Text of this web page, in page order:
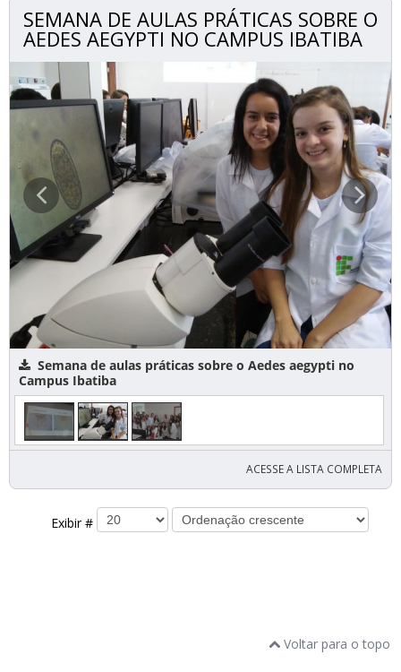
SEMANA DE AULAS PRÁTICAS SOBRE O
AEDES AEGYPTI NO CAMPUS IBATIBA
Semana de aulas práticas sobre o Aedes aegypti no
Campus Ibatiba
ACESSE A LISTA COMPLETA
Exibir #
Voltar para o topo